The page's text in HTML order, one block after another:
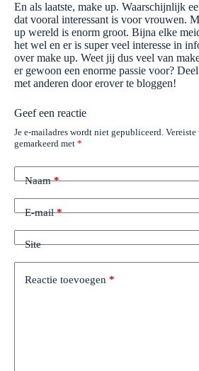
En als laatste, make up. Waarschijnlijk
dat vooral interessant is voor vrouwen.
up wereld is enorm groot. Bijna elke
het wel en er is super veel interesse in
over make up. Weet jij dus veel van
er gewoon een enorme passie voor?
met anderen door erover te bloggen!
Geef een reactie
Je e-mailadres wordt niet gepubliceerd.
gemarkeerd met *
Naam*
E-mail*
Site
Reactie toevoegen *